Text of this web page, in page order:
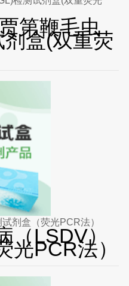
第鞭毛虫
盒(双重荧
剂盒（荧光PCR法）
（LSDV）
光PCR法）